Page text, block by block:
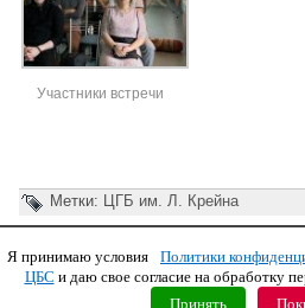
Участники встречи
Метки: ЦГБ им. Л. Крейна
Copyright © 2011
Я принимаю условия
Политики
ЦБС и даю свое согласие на обработку
Принять